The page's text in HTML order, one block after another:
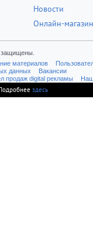
Новости
Онлайн-магазин
материалов
данных
Вакансии
продаж digital рекламы
здесь